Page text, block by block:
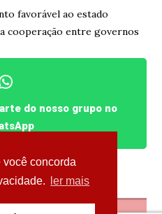
concorda
ler mais
favorável ao estado
cooperação entre governos
do nosso grupo no